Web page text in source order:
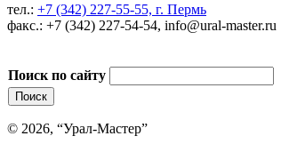
тел.: +7 (342) 227-55-55, г. Пермь
факс.: +7 (342) 227-54-54, info@ural-master.ru
Поиск по сайту
© 2026, “Урал-Мастер”